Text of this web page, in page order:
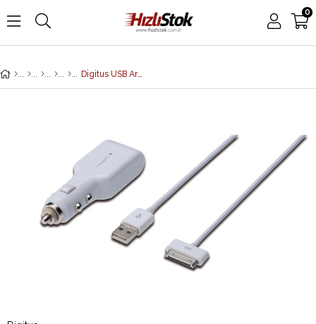
0
Digitus USB Araç İçi Çakmaklık Şarj Adaptörü ve Şarj Kablosu, 1 x USB port, Giriş: 12-24V Çıkış: 5V + Apple 30pin Erkek - USB A Erkek Kablo, 1 metre